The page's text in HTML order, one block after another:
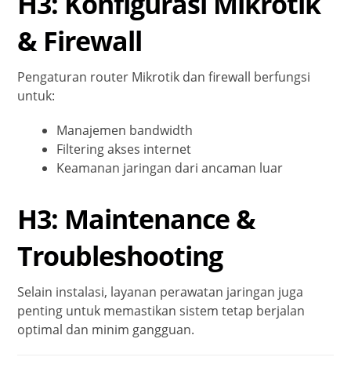
& Firewall
Pengaturan router Mikrotik dan firewall berfungsi
untuk:
Manajemen bandwidth
Filtering akses internet
Keamanan jaringan dari ancaman luar
H3: Maintenance &
Troubleshooting
Selain instalasi, layanan perawatan jaringan juga
penting untuk memastikan sistem tetap berjalan
optimal dan minim gangguan.